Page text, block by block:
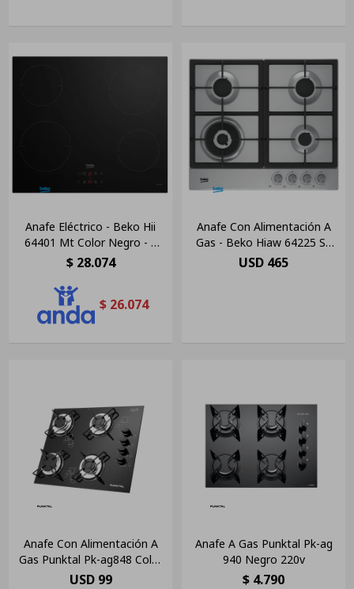
Anafe Eléctrico - Beko Hii
64401 Mt Color Negro - 4
Hornallas
$ 28.074
$ 26.074
Anafe Con Alimentación A
Gas - Beko Hiaw 64225 Sx
Color Acero Inoxidable - 4
USD 465
Anafe Con Alimentación A
Gas Punktal Pk-ag848 Color
Negro 4 Hornallas
USD 99
Anafe A Gas Punktal Pk-ag
940 Negro 220v
$ 4.790